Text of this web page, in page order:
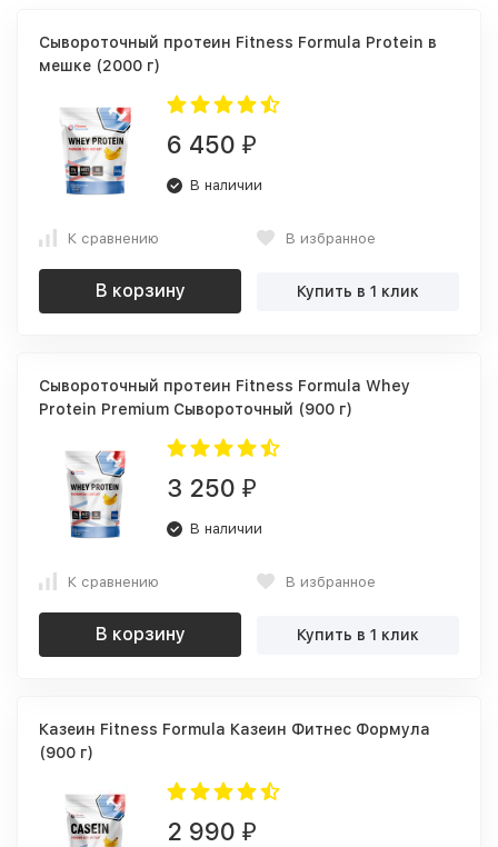
Сывороточный протеин Fitness Formula Protein в
мешке (2000 г)
6 450 ₽
В наличии
К сравнению В избранное
В корзину Купить в 1 клик
Сывороточный протеин Fitness Formula Whey
Protein Premium Сывороточный (900 г)
3 250 ₽
В наличии
К сравнению В избранное
В корзину Купить в 1 клик
Казеин Fitness Formula Казеин Фитнес Формула
(900 г)
2 990 ₽